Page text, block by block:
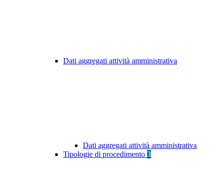
Dati aggregati attività amministrativa
Dati aggregati attività amministrativa
Tipologie di procedimento 3